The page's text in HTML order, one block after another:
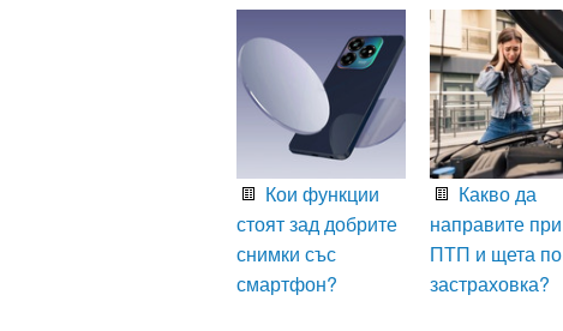
Кои функции
стоят зад добрите
снимки със
смартфон?
Какво да
направите при
ПТП и щета по
застраховка?